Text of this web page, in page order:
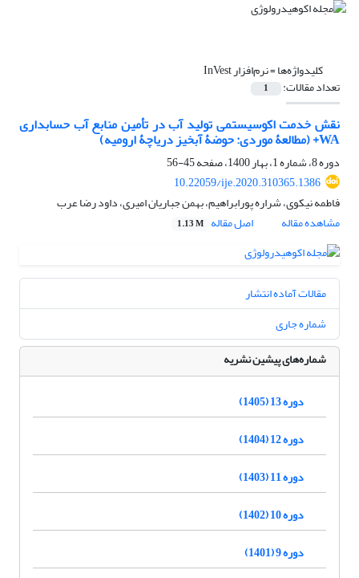
کلیدواژه‌ها =نرم‌افزار InVest
تعداد مقالات: 1
نقش خدمت اکوسیستمی تولید آب در تأمین منابع آب حسابداری
WA+ (مطالعۀ موردی: حوضۀ آبخیز دریاچۀ ارومیه)
دوره 8، شماره 1، بهار 1400، صفحه
45-56
10.22059/ije.2020.310365.1386
فاطمه نیکوی، شراره پورابراهیم، بهمن جباریان امیری، داود رضا عرب
مشاهده مقاله
اصل مقاله 1.13 M
مقالات آماده انتشار
شماره جاری
شماره‌های پیشین نشریه
دوره 13 (1405)
دوره 12 (1404)
دوره 11 (1403)
دوره 10 (1402)
دوره 9 (1401)